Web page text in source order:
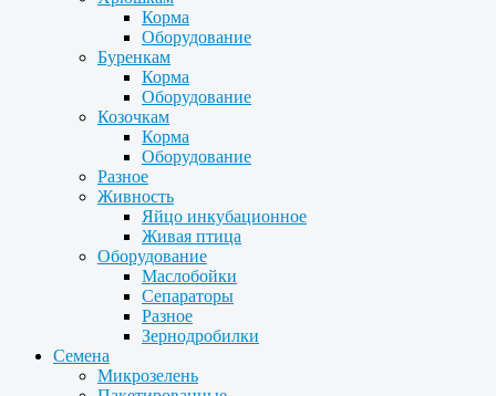
Корма
Оборудование
Буренкам
Корма
Оборудование
Козочкам
Корма
Оборудование
Разное
Живность
Яйцо инкубационное
Живая птица
Оборудование
Маслобойки
Сепараторы
Разное
Зернодробилки
Семена
Микрозелень